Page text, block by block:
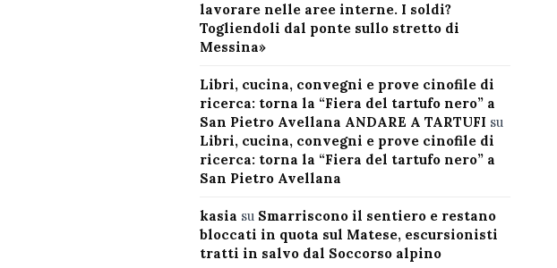
lavorare nelle aree interne. I soldi?
Togliendoli dal ponte sullo stretto di
Messina»
Libri, cucina, convegni e prove cinofile di
ricerca: torna la “Fiera del tartufo nero” a
San Pietro Avellana ANDARE A TARTUFI su
Libri, cucina, convegni e prove cinofile di
ricerca: torna la “Fiera del tartufo nero” a
San Pietro Avellana
kasia su Smarriscono il sentiero e restano
bloccati in quota sul Matese, escursionisti
tratti in salvo dal Soccorso alpino